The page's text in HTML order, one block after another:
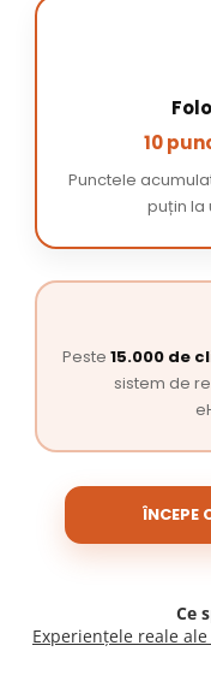
10
Punctele
puțin la
Peste 15.000 de
sistem de
ÎNCEPE
Ce
Experiențele reale